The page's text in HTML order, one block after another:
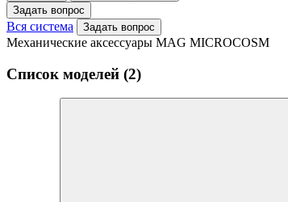
Задать вопрос
Вся система Задать вопрос
Механические аксессуары MAG MICROCOSM
Список моделей (2)